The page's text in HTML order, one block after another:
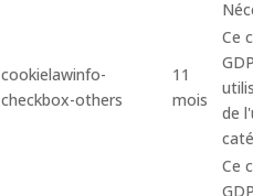
cookielawinfo-
checkbox-others
11
mois
Ce
de
Ce